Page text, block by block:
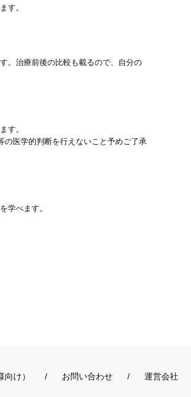
す。
。治療前後の比較も載るので、自分の
す。
医学的判断を行えないこと予めご了承
学べます。
け） お問い合わせ 運営会社